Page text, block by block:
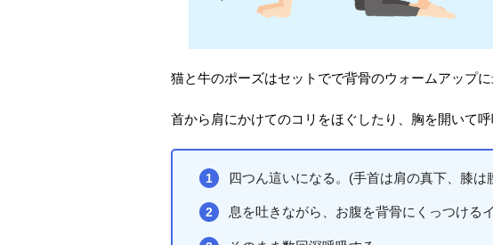
猫と牛のポーズはセットでで背骨のウォームアップに
首から肩にかけてのコリをほぐしたり、胸を開いて
四つん這いになる。(手首は肩の真下、膝は
息を吐きながら、お腹を背骨にくっつける